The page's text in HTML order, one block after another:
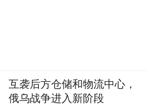
互袭后方仓储和物流中心，
俄乌战争进入新阶段